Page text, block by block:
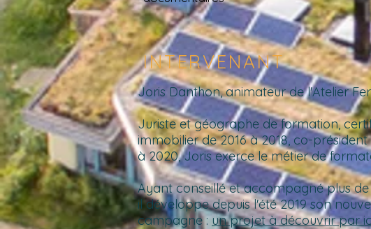
INTERVENANT
Joris Danthon, animateur de l'Atelier
Juriste et géographe de formation,
immobilier de 2016 à 2018, co-président
à 2020, Joris exerce le métierde
Ayant conseillé et accompagné plus
il développe depuis l'été 2019 son
campagne : un projet à découvrir par